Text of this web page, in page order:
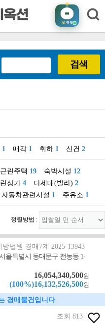
AI챗봇
검색
1 매각 1 취하 1 신건 2
근린주택 19 숙박시설 12
상가 4 다세대(빌라) 2
자동차관련시설 1 주유소 1
정렬방법 :
법원 경매7계 2025-13943
울특별시 동대문구 전농동 1-
16,054,340,500원
(100%)16,132,526,500원
경매물건입니다
조회 813